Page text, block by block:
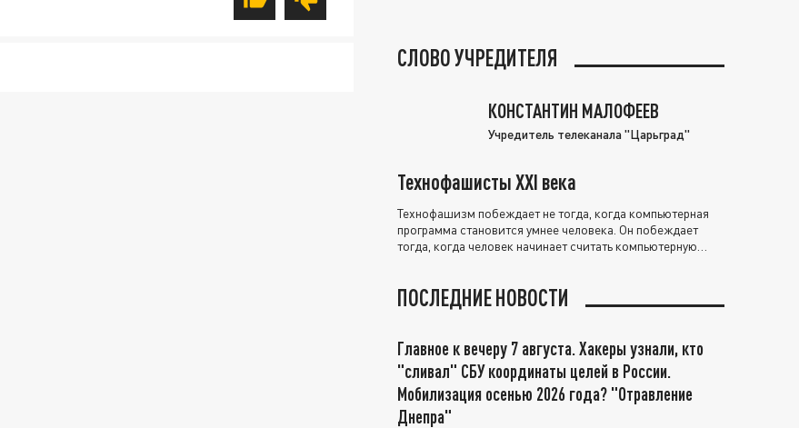
СЛОВО УЧРЕДИТЕЛЯ
КОНСТАНТИН МАЛОФЕЕВ
Учредитель телеканала "Царьград"
Технофашисты XXI века
Технофашизм побеждает не тогда, когда компьютерная
программа становится умнее человека. Он побеждает
тогда, когда человек начинает считать компьютерную
ПОСЛЕДНИЕ НОВОСТИ
Главное к вечеру 7 августа. Хакеры узнали, кто
"сливал" СБУ координаты целей в России.
Мобилизация осенью 2026 года? "Отравление
Днепра"